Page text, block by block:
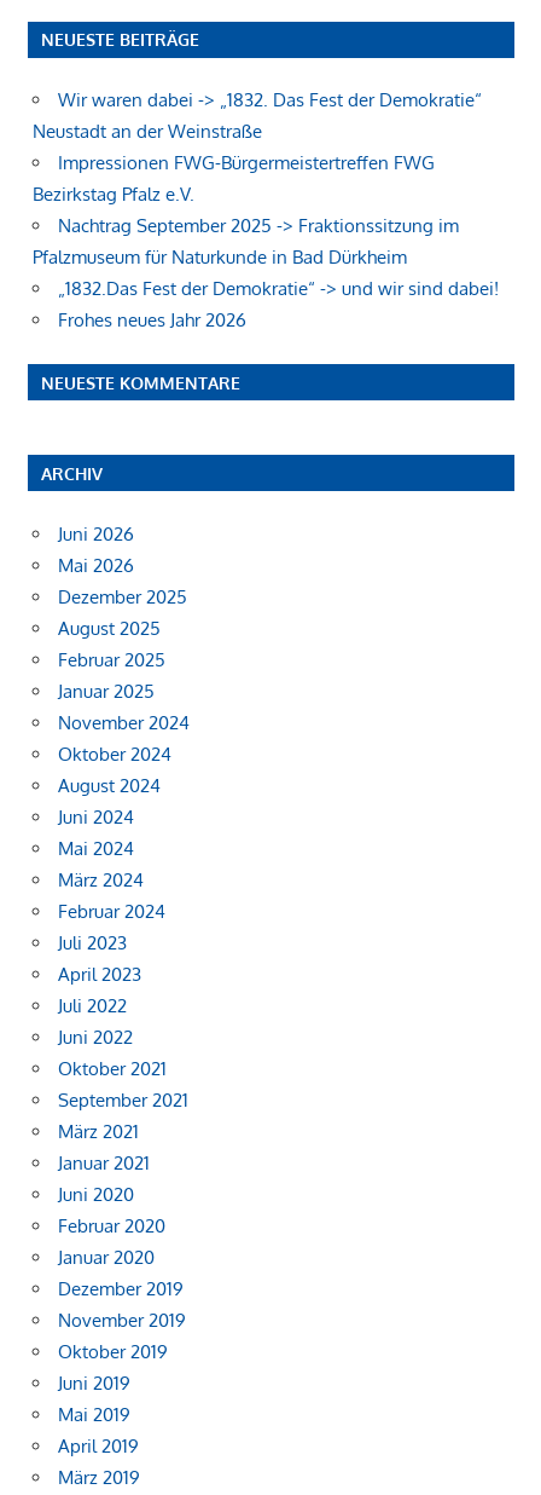
NEUESTE BEITRÄGE
Wir waren dabei -> „1832. Das Fest der Demokratie“
Neustadt an der Weinstraße
Impressionen FWG-Bürgermeistertreffen FWG
Bezirkstag Pfalz e.V.
Nachtrag September 2025 -> Fraktionssitzung im
Pfalzmuseum für Naturkunde in Bad Dürkheim
„1832.Das Fest der Demokratie“ -> und wir sind dabei!
Frohes neues Jahr 2026
NEUESTE KOMMENTARE
ARCHIV
Juni 2026
Mai 2026
Dezember 2025
August 2025
Februar 2025
Januar 2025
November 2024
Oktober 2024
August 2024
Juni 2024
Mai 2024
März 2024
Februar 2024
Juli 2023
April 2023
Juli 2022
Juni 2022
Oktober 2021
September 2021
März 2021
Januar 2021
Juni 2020
Februar 2020
Januar 2020
Dezember 2019
November 2019
Oktober 2019
Juni 2019
Mai 2019
April 2019
März 2019